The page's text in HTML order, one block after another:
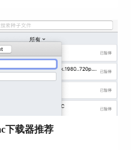
标签
签设置界面的右侧，可
标签想要自动存储的位
文件同步到Music中。
配置此项标签”进行设
属性。
下载器推荐